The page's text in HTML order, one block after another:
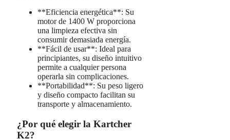
**Eficiencia energética**: Su
motor de 1400 W proporciona
una limpieza efectiva sin
consumir demasiada energía.
**Fácil de usar**: Ideal para
principiantes, su diseño intuitivo
permite a cualquier persona
operarla sin complicaciones.
**Portabilidad**: Su peso ligero
y diseño compacto facilitan su
transporte y almacenamiento.
¿Por qué elegir la Kartcher
K2?